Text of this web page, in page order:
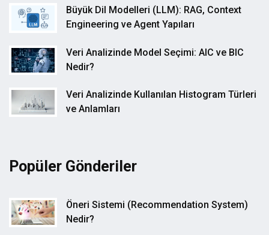
Büyük Dil Modelleri (LLM): RAG, Context
Engineering ve Agent Yapıları
Veri Analizinde Model Seçimi: AIC ve BIC
Nedir?
Veri Analizinde Kullanılan Histogram Türleri
ve Anlamları
Popüler Gönderiler
Öneri Sistemi (Recommendation System)
Nedir?